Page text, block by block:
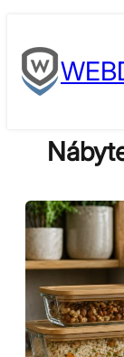
to
content